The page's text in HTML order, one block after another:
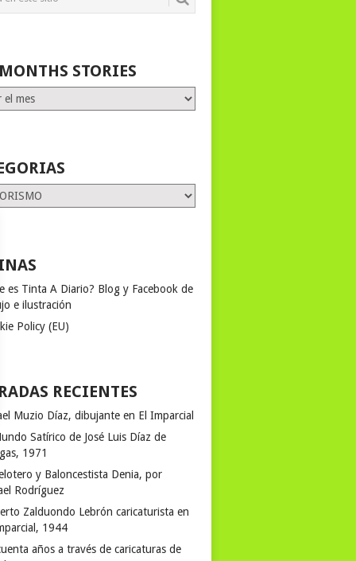
STORIES
es Tinta A Diario? Blog y Facebook de
e ilustración
Policy (EU)
RECIENTES
Muzio Díaz, dibujante en El Imparcial
Satírico de José Luis Díaz de
1971
y Baloncestista Denia, por
Rodríguez
Zalduondo Lebrón caricaturista en
1944
años a través de caricaturas de